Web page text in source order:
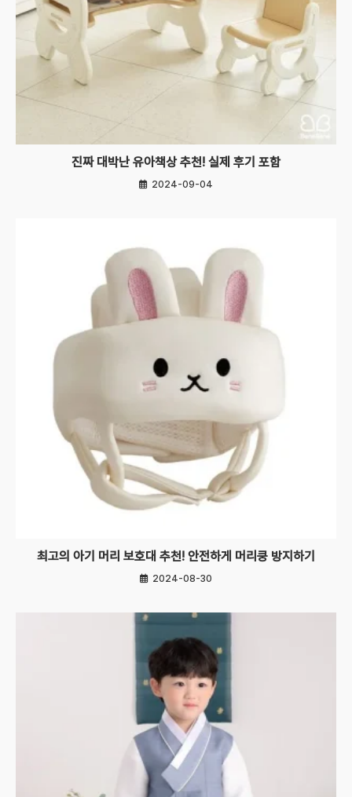
진짜 대박난 유아책상 추천! 실제 후기 포함
2024-09-04
최고의 아기 머리 보호대 추천! 안전하게 머리쿵 방지하기
2024-08-30